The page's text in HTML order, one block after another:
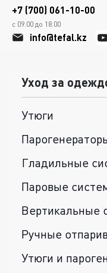
+7 (700) 061-10-00
с 09.00 до 18.00
info@tefal.kz
Уход за
Утюги
Гладильные
Паровые
Вертикальные
Ручные
Утюги и